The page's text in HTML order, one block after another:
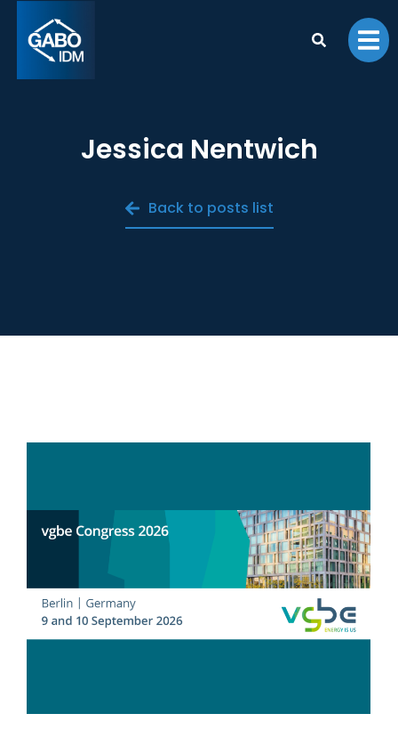
Jessica Nentwich
Back to posts list